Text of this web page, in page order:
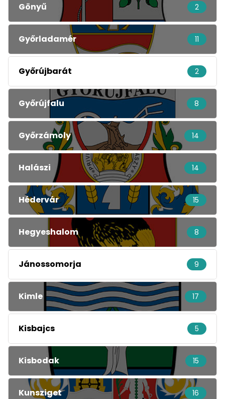
Gönyű 2
Győrladamér 11
Győrújbarát 2
Győrújfalu 8
Győrzámoly 14
Halászi 14
Hédervár 15
Hegyeshalom 8
Jánossomorja 9
Kimle 17
Kisbajcs 5
Kisbodak 15
Kunsziget 16